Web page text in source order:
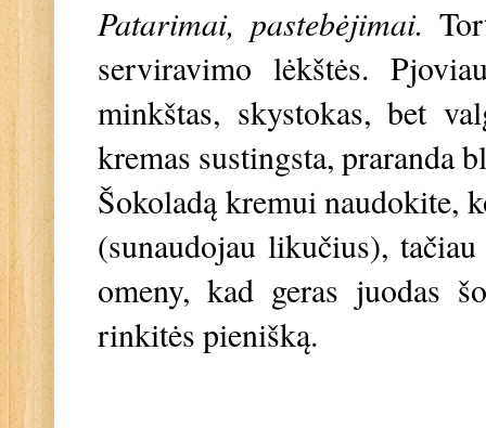
Patarimai, pastebėjimai.
serviravimo lėkštės.
minkštas, skystokas, bet
kremas sustingsta, praranda
Šokoladą kremui naudokite,
(sunaudojau likučius),
omeny, kad geras juodas
rinkitės pienišką.